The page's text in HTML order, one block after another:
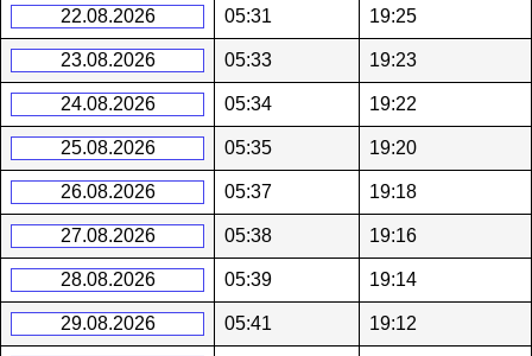
22.08.2026 05:31 19:25
23.08.2026 05:33 19:23
24.08.2026 05:34 19:22
25.08.2026 05:35 19:20
26.08.2026 05:37 19:18
27.08.2026 05:38 19:16
28.08.2026 05:39 19:14
29.08.2026 05:41 19:12